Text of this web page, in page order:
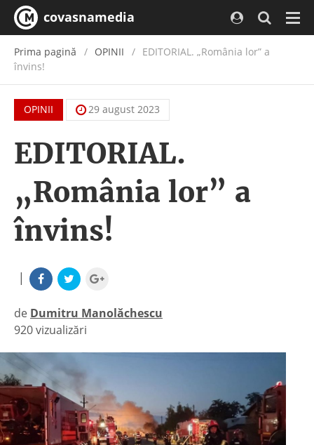
covasnamedia
Prima pagină OPINII
EDITORIAL. „România lor” a
învins!
OPINII 29 august 2023
EDITORIAL.
„România lor” a
învins!
|
de Dumitru Manolăchescu
|
920 vizualizări